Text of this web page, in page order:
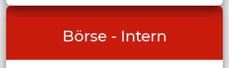
Börse - Intern